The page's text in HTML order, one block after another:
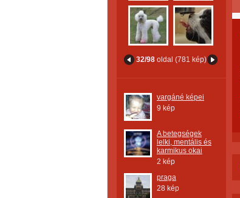
32/98 oldal (781 kép)
vargáné képei
9 kép
A betegségek
lelki, mentális és
karmikus okai
2 kép
praga
28 kép